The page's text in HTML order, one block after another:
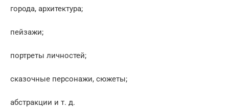
города, архитектура;
пейзажи;
портреты личностей;
сказочные персонажи, сюжеты;
абстракции и т. д.